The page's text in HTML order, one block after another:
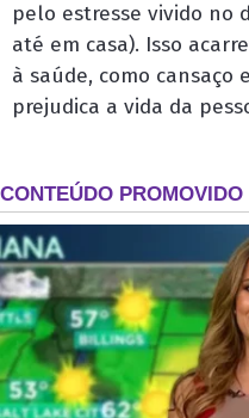
pelo estresse vivido no
até em casa). Isso
à saúde, como cansaço
prejudica a vida da